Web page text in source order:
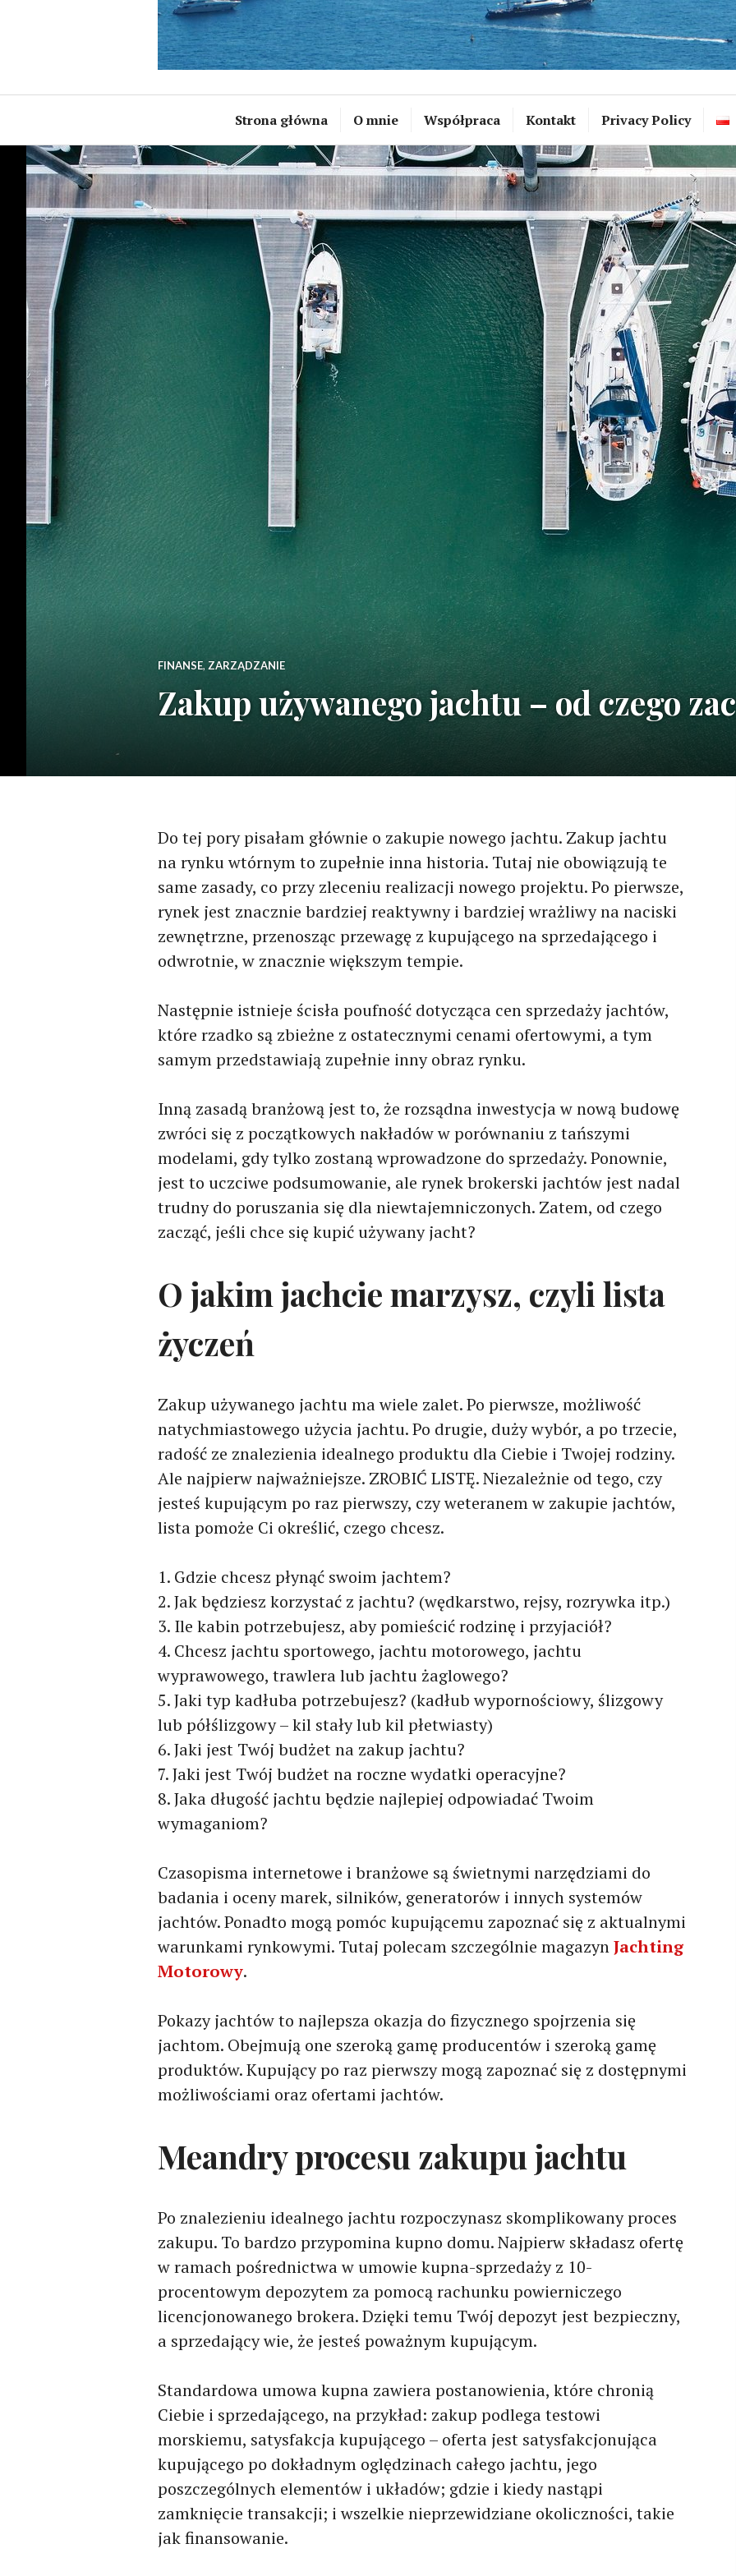
Strona główna O mnie Współpraca Kontakt Privacy Policy
FINANSE, ZARZĄDZANIE
Zakup używanego jachtu – od czego
Do tej pory pisałam głównie o zakupie nowego jachtu. Zakup jachtu
na rynku wtórnym to zupełnie inna historia. Tutaj nie obowiązują te
same zasady, co przy zleceniu realizacji nowego projektu. Po pierwsze,
rynek jest znacznie bardziej reaktywny i bardziej wrażliwy na naciski
zewnętrzne, przenosząc przewagę z kupującego na sprzedającego i
odwrotnie, w znacznie większym tempie.
Następnie istnieje ścisła poufność dotycząca cen sprzedaży jachtów,
które rzadko są zbieżne z ostatecznymi cenami ofertowymi, a tym
samym przedstawiają zupełnie inny obraz rynku.
Inną zasadą branżową jest to, że rozsądna inwestycja w nową budowę
zwróci się z początkowych nakładów w porównaniu z tańszymi
modelami, gdy tylko zostaną wprowadzone do sprzedaży. Ponownie,
jest to uczciwe podsumowanie, ale rynek brokerski jachtów jest nadal
trudny do poruszania się dla niewtajemniczonych. Zatem, od czego
zacząć, jeśli chce się kupić używany jacht?
O jakim jachcie marzysz, czyli lista
życzeń
Zakup używanego jachtu ma wiele zalet. Po pierwsze, możliwość
natychmiastowego użycia jachtu. Po drugie, duży wybór, a po trzecie,
radość ze znalezienia idealnego produktu dla Ciebie i Twojej rodziny.
Ale najpierw najważniejsze. ZROBIĆ LISTĘ. Niezależnie od tego, czy
jesteś kupującym po raz pierwszy, czy weteranem w zakupie jachtów,
lista pomoże Ci określić, czego chcesz.
1. Gdzie chcesz płynąć swoim jachtem?
2. Jak będziesz korzystać z jachtu? (wędkarstwo, rejsy, rozrywka itp.)
3. Ile kabin potrzebujesz, aby pomieścić rodzinę i przyjaciół?
4. Chcesz jachtu sportowego, jachtu motorowego, jachtu
wyprawowego, trawlera lub jachtu żaglowego?
5. Jaki typ kadłuba potrzebujesz? (kadłub wypornościowy, ślizgowy
lub półślizgowy – kil stały lub kil płetwiasty)
6. Jaki jest Twój budżet na zakup jachtu?
7. Jaki jest Twój budżet na roczne wydatki operacyjne?
8. Jaka długość jachtu będzie najlepiej odpowiadać Twoim
wymaganiom?
Czasopisma internetowe i branżowe są świetnymi narzędziami do
badania i oceny marek, silników, generatorów i innych systemów
jachtów. Ponadto mogą pomóc kupującemu zapoznać się z aktualnymi
warunkami rynkowymi. Tutaj polecam szczególnie magazynJachting
Motorowy.
Pokazy jachtów to najlepsza okazja do fizycznego spojrzenia się
jachtom. Obejmują one szeroką gamę producentów i szeroką gamę
produktów. Kupujący po raz pierwszy mogą zapoznać się z dostępnymi
możliwościami oraz ofertami jachtów.
Meandry procesu zakupu jachtu
Po znalezieniu idealnego jachtu rozpoczynasz skomplikowany proces
zakupu. To bardzo przypomina kupno domu. Najpierw składasz ofertę
w ramach pośrednictwa w umowie kupna-sprzedaży z 10-
procentowym depozytem za pomocą rachunku powierniczego
licencjonowanego brokera. Dzięki temu Twój depozyt jest bezpieczny,
a sprzedający wie, że jesteś poważnym kupującym.
Standardowa umowa kupna zawiera postanowienia, które chronią
Ciebie i sprzedającego, na przykład: zakup podlega testowi
morskiemu, satysfakcja kupującego – oferta jest satysfakcjonująca
kupującego po dokładnym oględzinach całego jachtu, jego
poszczególnych elementów i układów; gdzie i kiedy nastąpi
zamknięcie transakcji; i wszelkie nieprzewidziane okoliczności, takie
jak finansowanie.